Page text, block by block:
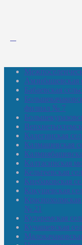
Амзибашевская
Бабаевская
филиал № 7
Калегинская
Калмашевская
Калтасинская
Кельтеевская
Киебаковская
Кокушевская
№ 21
Кутеремская
Кучашевская